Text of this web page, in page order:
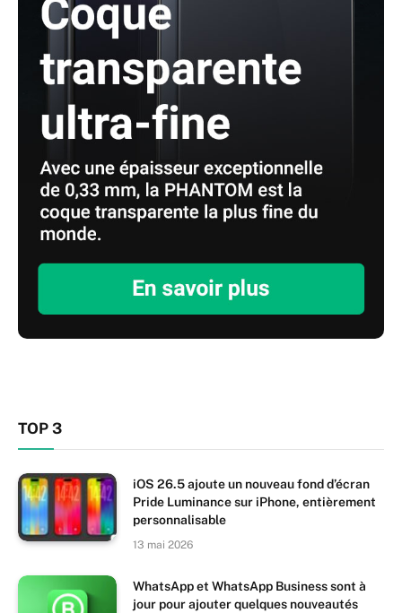
TOP 3
iOS 26.5 ajoute un nouveau fond d’écran
Pride Luminance sur iPhone, entièrement
personnalisable
13 mai 2026
WhatsApp et WhatsApp Business sont à
jour pour ajouter quelques nouveautés